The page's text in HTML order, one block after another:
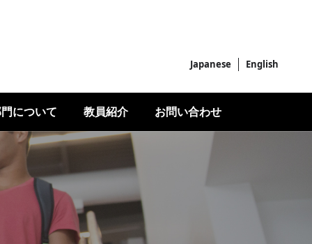
Japanese English
について 教員紹介 お問い合わせ